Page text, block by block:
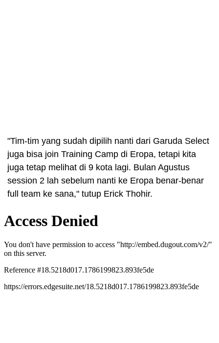
"Tim-tim yang sudah dipilih nanti dari Garuda Select
juga bisa join Training Camp di Eropa, tetapi kita
juga tetap melihat di 9 kota lagi. Bulan Agustus
session 2 lah sebelum nanti ke Eropa benar-benar
full team ke sana," tutup Erick Thohir.